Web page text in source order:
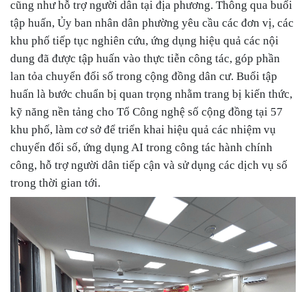
cũng như hỗ trợ người dân tại địa phương.Thông qua buổi
tập huấn, Ủy ban nhân dân phường yêu cầu các đơn vị, các
khu phố tiếp tục nghiên cứu, ứng dụng hiệu quả các nội
dung đã được tập huấn vào thực tiễn công tác, góp phần
lan tỏa chuyển đổi số trong cộng đồng dân cư.Buổi tập
huấn là bước chuẩn bị quan trọng nhằm trang bị kiến thức,
kỹ năng nền tảng cho Tổ Công nghệ số cộng đồng tại 57
khu phố, làm cơ sở để triển khai hiệu quả các nhiệm vụ
chuyển đổi số, ứng dụng AI trong công tác hành chính
công, hỗ trợ người dân tiếp cận và sử dụng các dịch vụ số
trong thời gian tới.